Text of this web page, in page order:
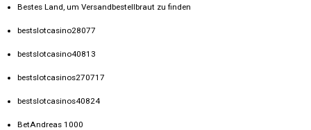
Bestes Land, um Versandbestellbraut zu finden
bestslotcasino28077
bestslotcasino40813
bestslotcasinos270717
bestslotcasinos40824
BetAndreas 1000